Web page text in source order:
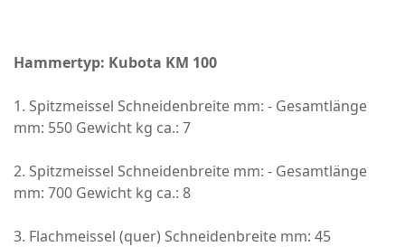
Hammertyp: Kubota KM 100
1. Spitzmeissel Schneidenbreite mm: - Gesamtlänge
mm: 550 Gewicht kg ca.: 7
2. Spitzmeissel Schneidenbreite mm: - Gesamtlänge
mm: 700 Gewicht kg ca.: 8
3. Flachmeissel (quer) Schneidenbreite mm: 45